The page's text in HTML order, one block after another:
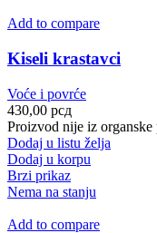
Add to compare
Kiseli krastavci
Voće i povrće
430,00 рсд
Proizvod nije iz organske
Dodaj u listu želja
Dodaj u korpu
Brzi prikaz
Nema na stanju
Add to compare